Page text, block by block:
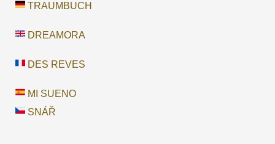
TRAUMBUCH
DREAMORA
DES REVES
MI SUENO
SNÁŘ